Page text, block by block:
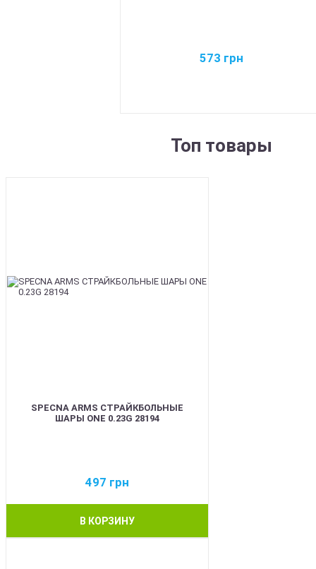
573 грн
Топ товары
SPECNA ARMS СТРАЙКБОЛЬНЫЕ
ШАРЫ ONE 0.23G 28194
497 грн
В КОРЗИНУ